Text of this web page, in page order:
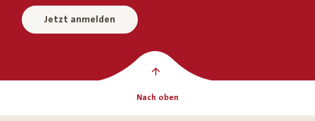
Jetzt anmelden
Nach oben